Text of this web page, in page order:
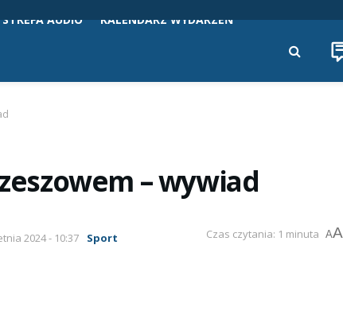
STREFA AUDIO KALENDARZ WYDARZEŃ
– wywiad
2024 - 10:37 Sport Czas czytania: 1 minuta AA